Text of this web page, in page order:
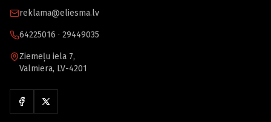
reklama@eliesma.lv
64225016 · 29449035
Ziemeļu iela 7,
Valmiera, LV-4201